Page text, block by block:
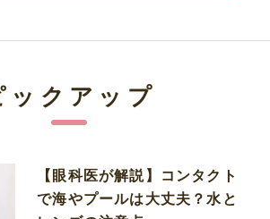
ックアップ
【眼科医が解説】コンタクト
で海やプールは大丈夫？水と